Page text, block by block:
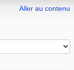
Aller au contenu